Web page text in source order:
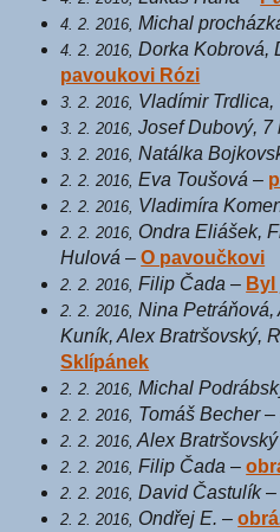
4. 2. 2016, Michal
4. 2. 2016, Dorka Kobrová,
pavoukovi Rózi
3. 2. 2016, Vladímir Trdlica,
3. 2. 2016, Josef Dubový, 7
3. 2. 2016, Natálka
2. 2. 2016, Eva Toušová –
2. 2. 2016, Vladimíra
2. 2. 2016, Ondra Eliášek,
Hulová –O pavoučkovi
2. 2. 2016, Filip Čada –
2. 2. 2016, Nina Petráňová,
Kuník, Alex Bratršovský,
Sklípánek
2. 2. 2016, Michal
2. 2. 2016, Tomáš Becher–
2. 2. 2016, Alex Bratršovský
2. 2. 2016, Filip Čada –
2. 2. 2016, David Častulík
2. 2. 2016, Ondřej E. –